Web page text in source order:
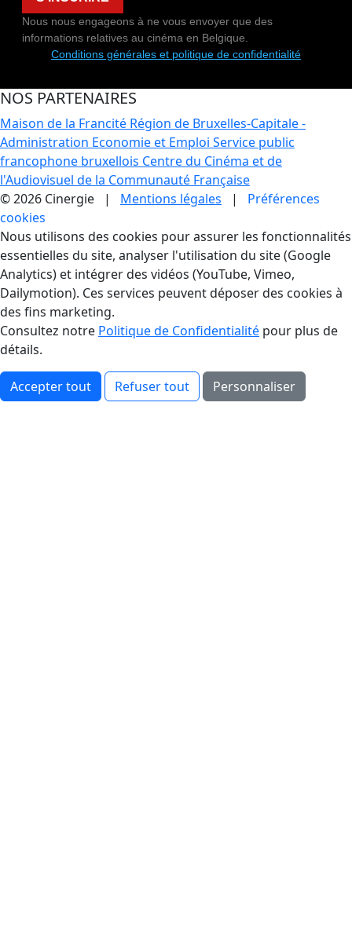
Nous nous engageons à ne vous envoyer que des
informations relatives au cinéma en Belgique.
Conditions générales et politique de confidentialité
NOS PARTENAIRES
Maison de la Francité Région de Bruxelles-Capitale -
Administration Economie et Emploi Service public
francophone bruxellois Centre du Cinéma et de
l'Audiovisuel de la Communauté Française
© 2026 Cinergie | Mentions légales | Préférences
cookies
Gestion des Cookies
Nous utilisons des cookies pour assurer les fonctionnalités
essentielles du site, analyser l'utilisation du site (Google
Analytics) et intégrer des vidéos (YouTube, Vimeo,
Dailymotion). Ces services peuvent déposer des cookies à
des fins marketing.
Consultez notre Politique de Confidentialité pour plus de
détails.
Accepter tout Refuser tout Personnaliser